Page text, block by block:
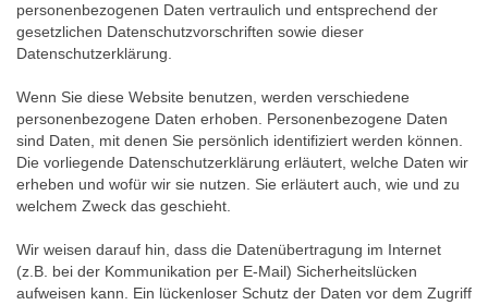
personenbezogenen Daten vertraulich und entsprechend der
gesetzlichen Datenschutzvorschriften sowie dieser
Datenschutzerklärung.
Wenn Sie diese Website benutzen, werden verschiedene
personenbezogene Daten erhoben. Personenbezogene Daten
sind Daten, mit denen Sie persönlich identifiziert werden können.
Die vorliegende Datenschutzerklärung erläutert, welche Daten wir
erheben und wofür wir sie nutzen. Sie erläutert auch, wie und zu
welchem Zweck das geschieht.
Wir weisen darauf hin, dass die Datenübertragung im Internet
(z.B. bei der Kommunikation per E-Mail) Sicherheitslücken
aufweisen kann. Ein lückenloser Schutz der Daten vor dem Zugriff